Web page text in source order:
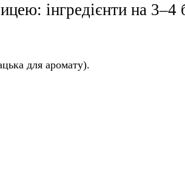
інгредієнти на
для аромату).